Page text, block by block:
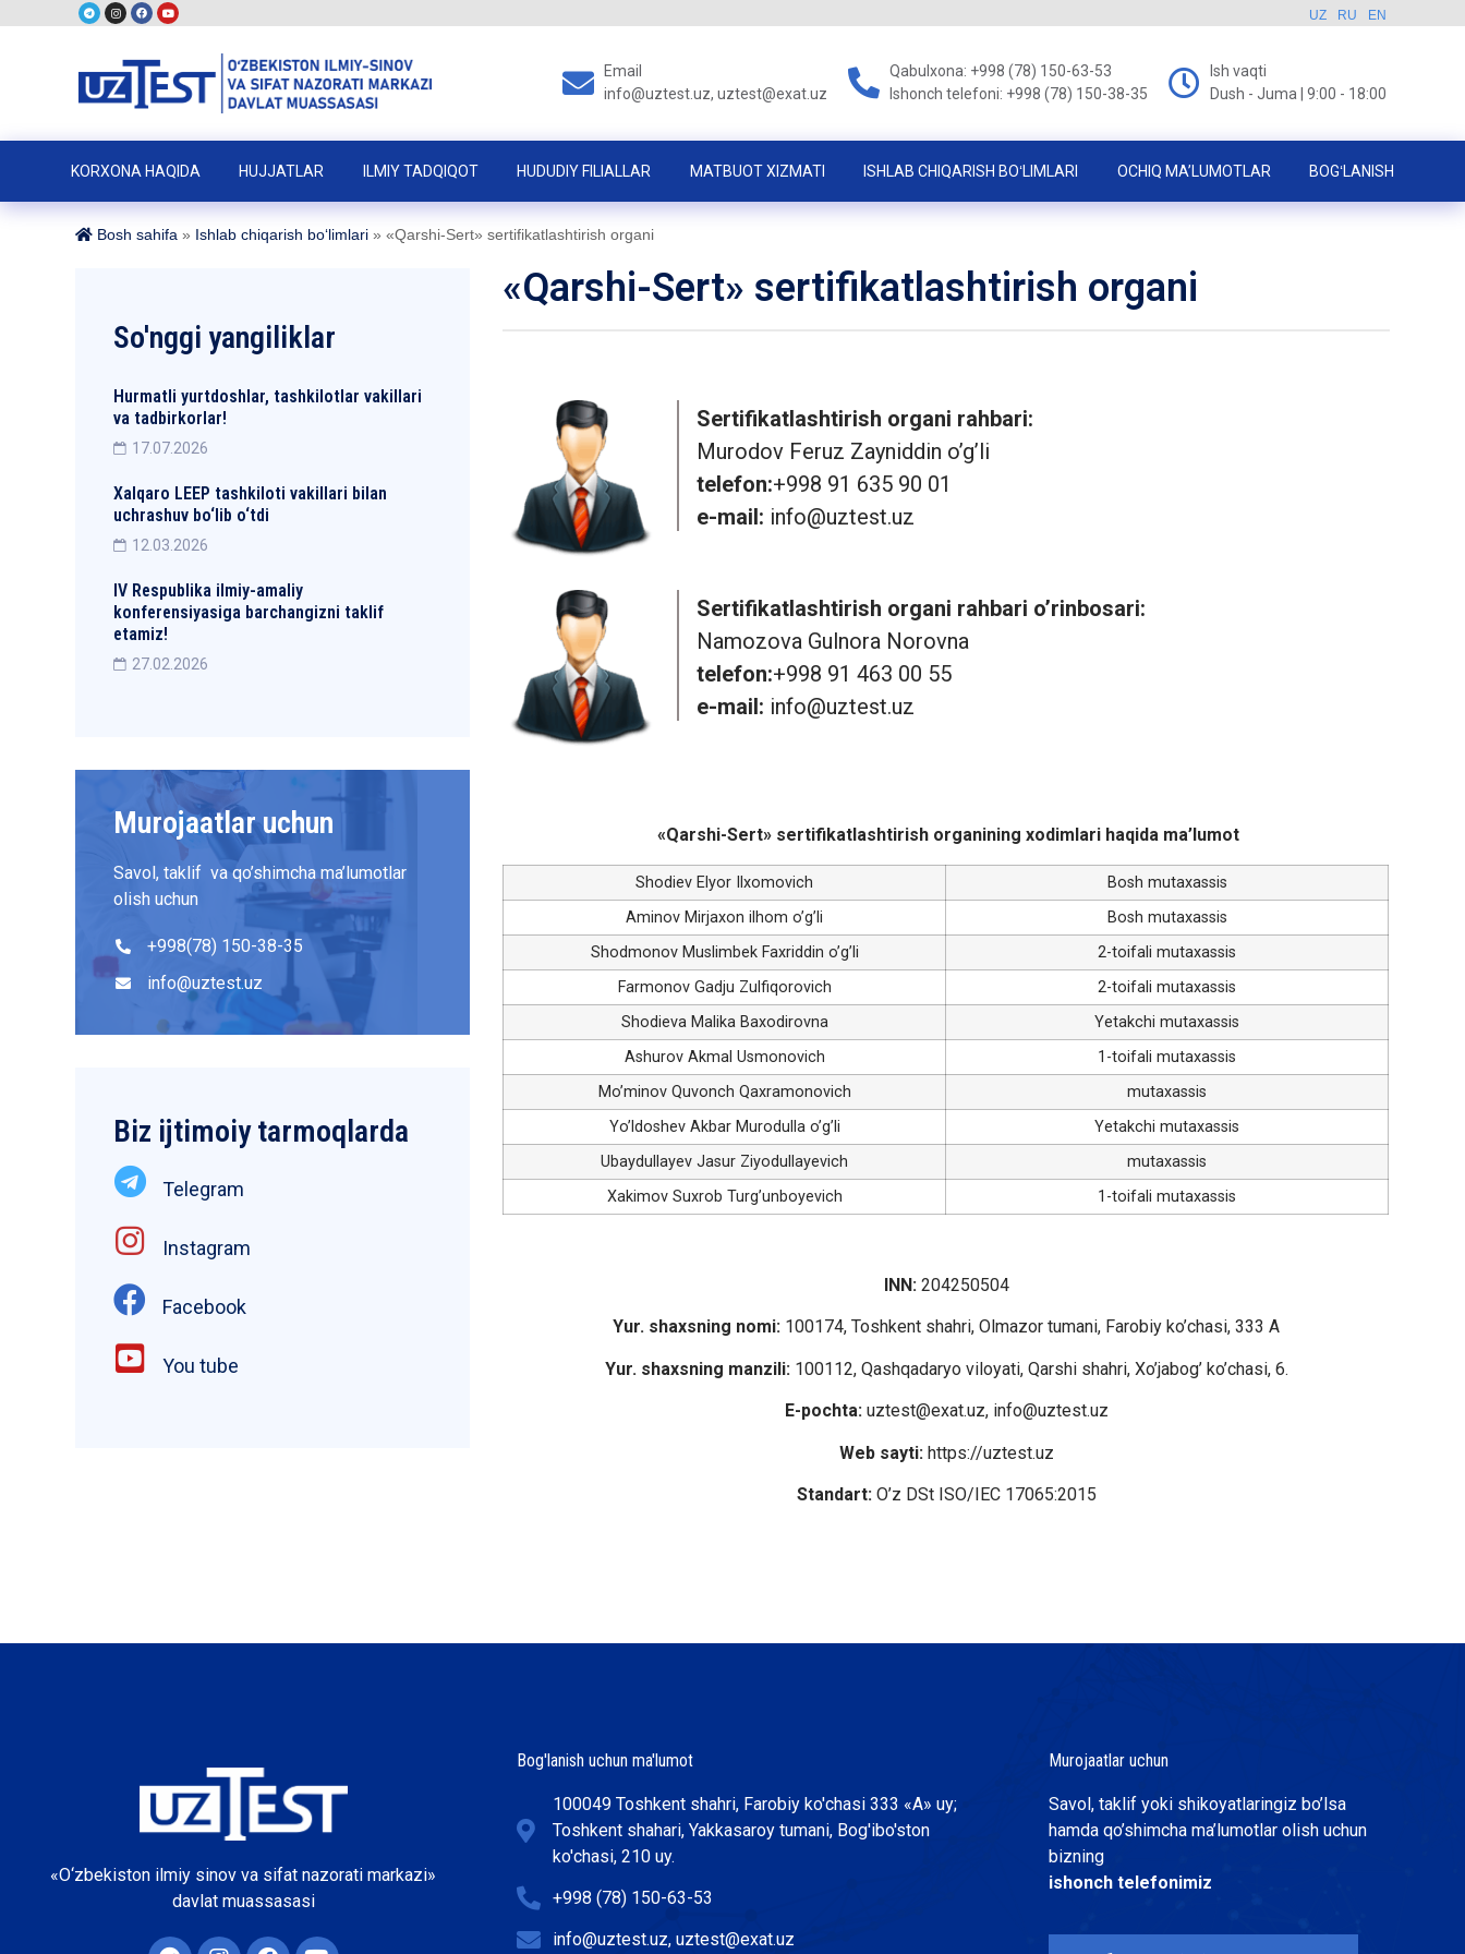
UZ RU EN
Email
info@uztest.uz, uztest@exat.uz
Qabulxona: +998 (78) 150-63-53
Ishonch telefoni: +998 (78) 150-38-35
Ish vaqti
Dush - Juma | 9:00 - 18:00
KORXONA HAQIDA HUJJATLAR ILMIY TADQIQOT HUDUDIY FILIALLAR MATBUOT XIZMATI ISHLAB CHIQARISH BOʻLIMLARI OCHIQ MA’LUMOTLAR BOGʻLANISH
Bosh sahifa » Ishlab chiqarish boʻlimlari » «Qarshi-Sert» sertifikatlashtirish organi
So'nggi yangiliklar
Hurmatli yurtdoshlar, tashkilotlar vakillari
va tadbirkorlar!
17.07.2026
Xalqaro LEEP tashkiloti vakillari bilan
uchrashuv bo‘lib o‘tdi
12.03.2026
IV Respublika ilmiy-amaliy
konferensiyasiga barchangizni taklif
etamiz!
27.02.2026
Murojaatlar uchun
Savol, taklif va qo’shimcha ma’lumotlar
olish uchun
+998(78) 150-38-35
info@uztest.uz
Biz ijtimoiy tarmoqlarda
Telegram
Instagram
Facebook
You tube
«Qarshi-Sert» sertifikatlashtirish organi
Sertifikatlashtirish organi rahbari:
Murodov Feruz Zayniddin o’g’li
telefon:+998 91 635 90 01
e-mail: info@uztest.uz
Sertifikatlashtirish organi rahbari o’rinbosari:
Namozova Gulnora Norovna
telefon:+998 91 463 00 55
e-mail: info@uztest.uz
«Qarshi-Sert» sertifikatlashtirish organining xodimlari haqida ma’lumot
Shodiev Elyor Ilxomovich
Bosh mutaxassis
Aminov Mirjaxon ilhom o’g’li
Bosh mutaxassis
Shodmonov Muslimbek Faxriddin o’g’li
2-toifali mutaxassis
Farmonov Gadju Zulfiqorovich
2-toifali mutaxassis
Shodieva Malika Baxodirovna
Yetakchi mutaxassis
Ashurov Akmal Usmonovich
1-toifali mutaxassis
Mo’minov Quvonch Qaxramonovich
mutaxassis
Yo’ldoshev Akbar Murodulla o’g’li
Yetakchi mutaxassis
Ubaydullayev Jasur Ziyodullayevich
mutaxassis
Xakimov Suxrob Turg’unboyevich
1-toifali mutaxassis
INN:204250504
Yur. shaxsning nomi: 100174, Toshkent shahri, Olmazor tumani, Farobiy ko’chasi, 333 A
Yur. shaxsning manzili:100112, Qashqadaryo viloyati, Qarshi shahri, Xo’jabog’ ko’chasi, 6.
E-pochta:uztest@exat.uz, info@uztest.uz
Web sayti:https://uztest.uz
Standart:O’z DSt ISO/IEC 17065:2015
«O‘zbekiston ilmiy sinov va sifat nazorati markazi»
davlat muassasasi
Bog'lanish uchun ma'lumot
100049 Toshkent shahri, Farobiy ko'chasi 333 «А» uy;
Toshkent shahari, Yakkasaroy tumani, Bog'ibo'ston
ko'chasi, 210 uy.
+998 (78) 150-63-53
info@uztest.uz, uztest@exat.uz
Murojaatlar uchun
Savol, taklif yoki shikoyatlaringiz bo’lsa
hamda qo’shimcha ma’lumotlar olish uchun
bizning
ishonch telefonimiz